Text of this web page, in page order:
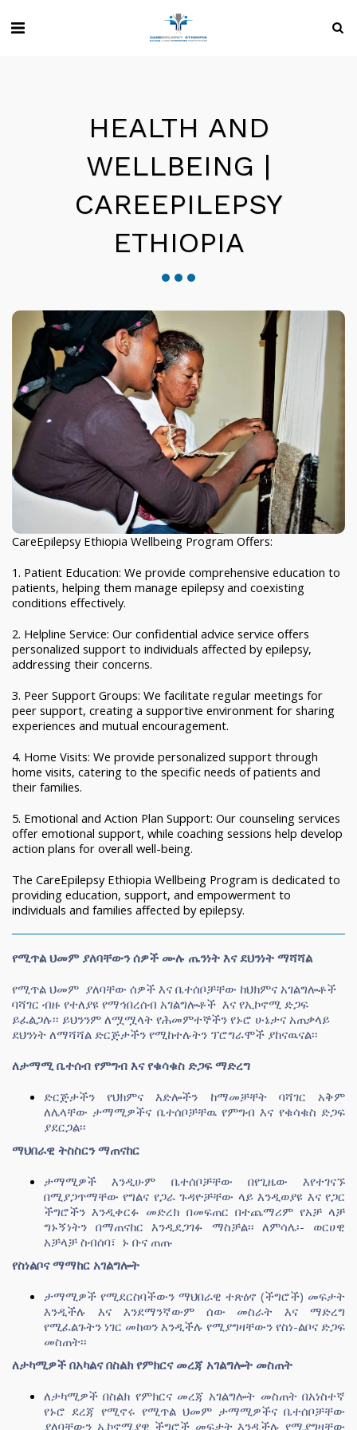
HEALTH AND
WELLBEING |
CAREEPILEPSY
ETHIOPIA
CareEpilepsy Ethiopia Wellbeing Program Offers:
1. Patient Education: We provide comprehensive education to
patients, helping them manage epilepsy and coexisting
conditions effectively.
2. Helpline Service: Our confidential advice service offers
personalized support to individuals affected by epilepsy,
addressing their concerns.
3. Peer Support Groups: We facilitate regular meetings for
peer support, creating a supportive environment for sharing
experiences and mutual encouragement.
4. Home Visits: We provide personalized support through
home visits, catering to the specific needs of patients and
their families.
5. Emotional and Action Plan Support: Our counseling services
offer emotional support, while coaching sessions help develop
action plans for overall well-being.
The CareEpilepsy Ethiopia Wellbeing Program is dedicated to
providing education, support, and empowerment to
individuals and families affected by epilepsy.
የሚጥል ህመም ያለባቸውን ሰዎች ሙሉ ጤንነት እና ደህንነት ማሻሻል
የሚጥል ህመም ያለባቸው ሰዎች እና ቤተሰቦቻቸው ከህክምና አገልግሎቶች
ባሻገር ብዙ የተለያዩ የማኅበረሰብ አገልግሎቶች እና የኢኮኖሚ ድጋፍ
ይፈልጋሉ፡፡ ይህንንም ለሟሟላት የሕመምተኞችን የኑሮ ሁኔታና አጠቃላይ
ደህንነት ለማሻሻል ድርጅታችን የሚከተሉትን ፕሮግራሞች ያከናዉናል፡፡
ለታማሚ ቤተሰብ የምግብ እና የቁሳቁስ ድጋፍ ማድረግ
ድርጅታችን የህክምና እድሎችን ከማመቻቸት ባሻገር አቅም
ለሌላቸው ታማሚዎችና ቤተሰቦቻቸዉ የምግብ እና የቁሳቁስ ድጋፍ
ያደርጋል፡፡
ማህበራዊ ትስስርን ማጠናከር
ታማሚዎች እንዲሁም ቤተሰቦቻቸው በየጊዜው እየተገናኙ
በሚያጋጥማቸው የግልና የጋራ ጉዳዮቻቸው ላይ እንዲወያዩ እና የጋር
ችግሮችን እንዲቀርፉ መድረክ በመፍጠር በተጨማሪም የአቻ ላቻ
ግኑኝነትን በማጠናከር እንዲደጋገፉ ማስቻል፡፡ ለምሳሌ፡- ወርሀዊ
አቻላቻ ስብሰባ፣ ኑ ቡና ጠጡ
የስነልቦና ማማከር አገልግሎት
ታማሚዎች የሚደርስባችውን ማህበራዊ ተጽዕኖ (ችግሮች) መፍታት
እንዲችሉ እና እንደማንኛውም ሰው መስራት እና ማድረግ
የሚፈልጉትን ነገር መከወን እንዲችሉ የሚያግዛቸውን የስነ-ልቦና ድጋፍ
መስጠት፡፡
ለታካሚዎች በአካልና በስልክ የምክርና መረጃ አገልግሎት መስጠት
ለታካሚዎች በስልክ የምክርና መረጃ አገልግሎት መስጠት በአነስተኛ
የኑሮ ደረጃ የሚኖሩ የሚጥል ህመም ታማሚዎችና ቤተሰቦቻቸው
ያለባቸውን ኢኮኖሚያዊ ችግሮች መፍታት እንዲችሉ የሚያግዛቸው